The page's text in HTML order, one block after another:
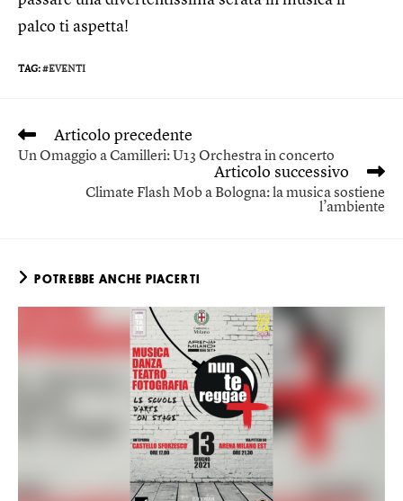
palco ti aspetta!
TAG:#EVENTI
Articolo precedente
Un Omaggio a Camilleri: U13 Orchestra in concerto
Articolo successivo
Climate Flash Mob a Bologna: la musica sostiene
l’ambiente
POTREBBE ANCHE PIACERTI